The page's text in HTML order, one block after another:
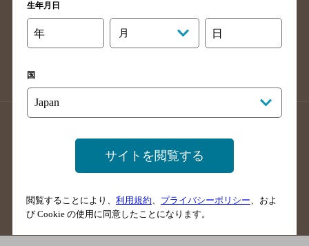
長崎県のバー検索
大分県のバー検索
熊本県のバー検索
掲載店舗様ログイン
サイトマップ ご意見・ご感想
生年月日
年 月 日
国
サイトを閲覧する
閲覧することにより、 利用規約 プライバシーポリシー 、およ
び Cookie の使用に同意したことになります。